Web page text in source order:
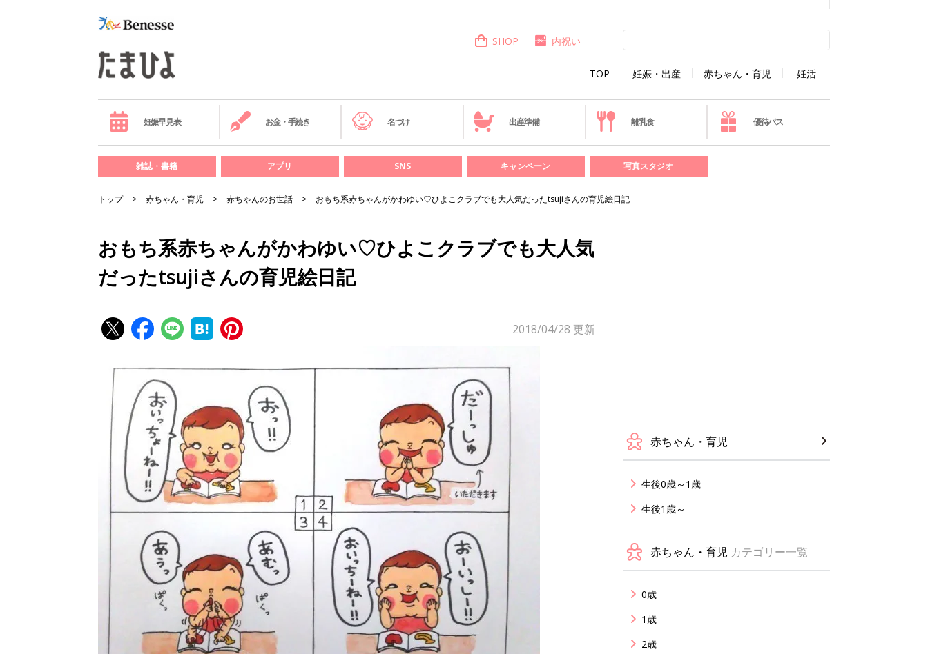
TOP 妊娠・出産 赤ちゃん・育児 妊活
SHOP 内祝い
妊娠早見表 お金・手続き 名づけ 出産準備 離乳食 優待パス
雑誌・書籍 アプリ SNS キャンペーン 写真スタジオ
トップ 赤ちゃん・育児 赤ちゃんのお世話 おもち系赤ちゃんがかわゆい♡ひよこクラブでも大人気だったtsujiさんの育児絵日記
おもち系赤ちゃんがかわゆい♡ひよこクラブでも大人気
だったtsujiさんの育児絵日記
2018/04/28 更新
赤ちゃん・育児
生後0歳～1歳
生後1歳～
赤ちゃん・育児 カテゴリー一覧
0歳
1歳
2歳